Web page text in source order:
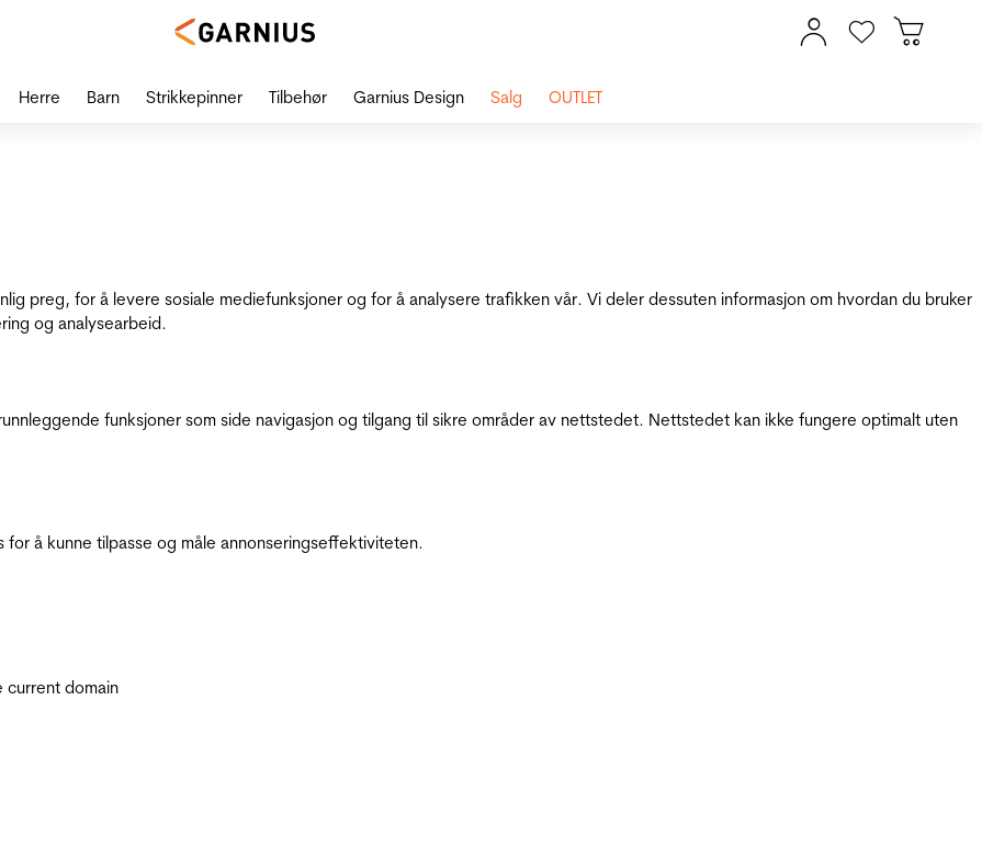
preg, for å levere sosiale mediefunksjoner og for å analysere trafikken vår. Vi deler dessuten informasjon om hvordan du bruker
og analysearbeid.
funksjoner som side navigasjon og tilgang til sikre områder av nettstedet. Nettstedet kan ikke fungere optimalt uten
å kunne tilpasse og måle annonseringseffektiviteten.
current domain
Herre Barn Strikkepinner Tilbehør Garnius Design Salg OUTLET